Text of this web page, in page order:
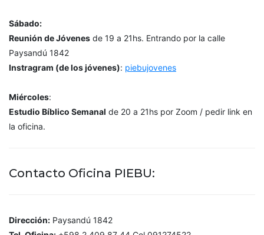
Sábado:
Reunión de Jóvenes de 19 a 21hs. Entrando por la calle
Paysandú 1842
Instragram (de los jóvenes): piebujovenes
Miércoles:
Estudio Bíblico Semanal de 20 a 21hs por Zoom / pedir link en
la oficina.
Contacto Oficina PIEBU:
Dirección: Paysandú 1842